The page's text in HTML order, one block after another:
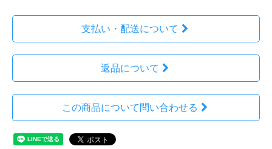
支払い・配送について
返品について
この商品について問い合わせる